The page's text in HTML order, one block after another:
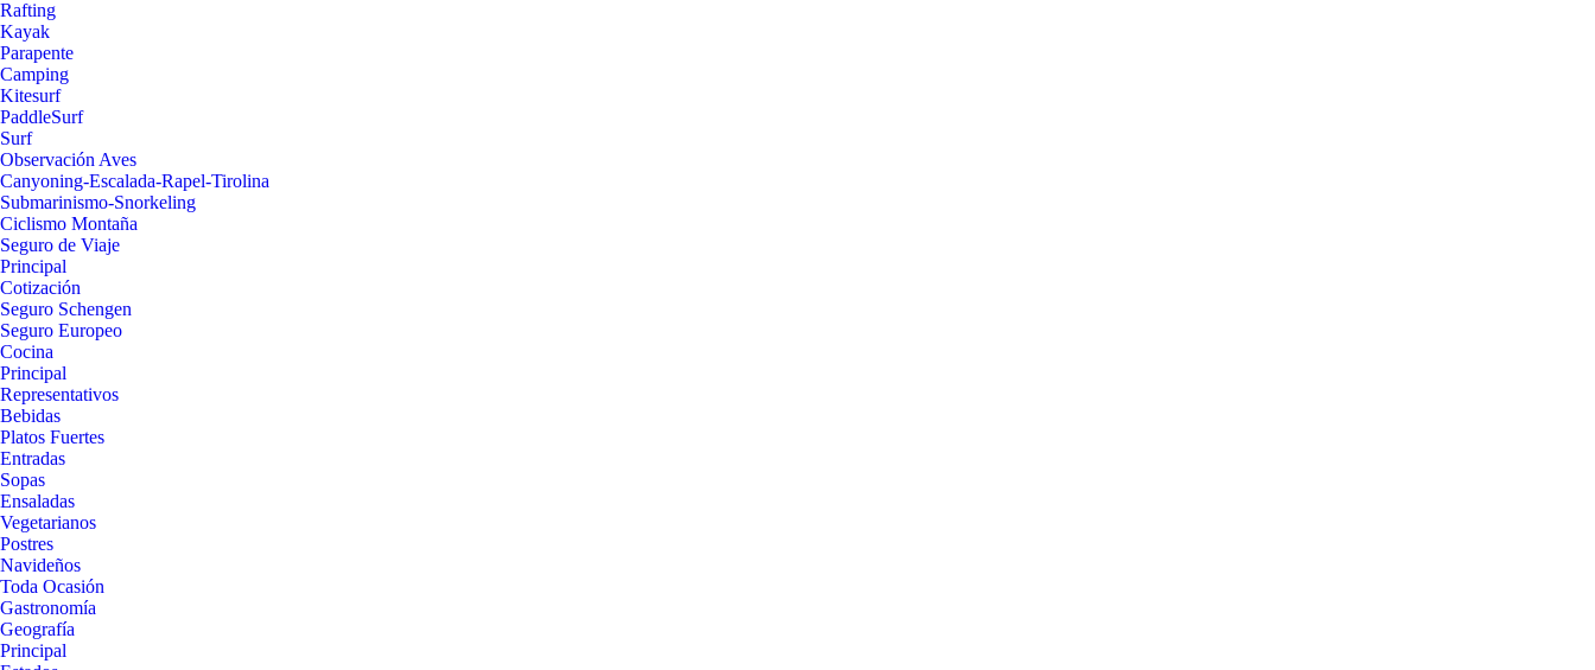
Rafting
Kayak
Parapente
Camping
Kitesurf
PaddleSurf
Surf
Observación Aves
Canyoning-Escalada-Rapel-Tirolina
Submarinismo-Snorkeling
Ciclismo Montaña
Seguro de Viaje
Principal
Cotización
Seguro Schengen
Seguro Europeo
Cocina
Principal
Representativos
Bebidas
Platos Fuertes
Entradas
Sopas
Ensaladas
Vegetarianos
Postres
Navideños
Toda Ocasión
Gastronomía
Geografía
Principal